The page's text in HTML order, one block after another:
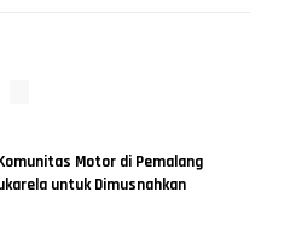
Motor di Pemalang
untuk Dimusnahkan